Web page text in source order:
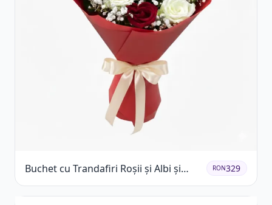
Buchet cu Trandafiri Roșii și Albi și
Gypsophila
RON329